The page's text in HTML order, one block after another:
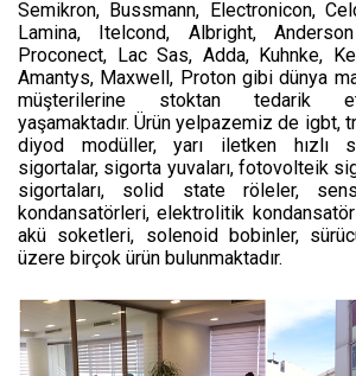
Semikron, Bussmann, Electronicon,
Lamina, Itelcond, Albright,
Proconect, Lac Sas, Adda, Kuhnke,
Amantys, Maxwell, Proton gibi dünya
müşterilerine stoktan tedarik
yaşamaktadır. Ürün yelpazemiz de igbt,
diyod modüller, yarı iletken hızlı
sigortalar, sigorta yuvaları, fotovolteik
sigortaları, solid state röleler,
kondansatörleri, elektrolitik
akü soketleri, solenoid bobinler,
üzere birçok ürün bulunmaktadır.